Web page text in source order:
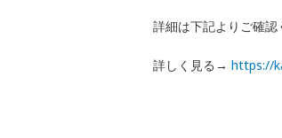
詳細は下記よりご確認
詳しく見る→ https://